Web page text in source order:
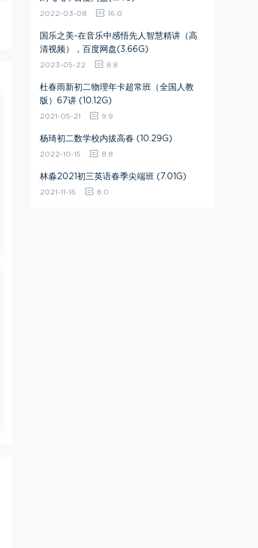
2022-03-08 16.0
国乐之美-在音乐中感悟先人智慧精讲（高
清视频），百度网盘(3.66G)
2023-05-22 8.8
杜春雨新初二物理年卡超常班（全国人教
版）67讲 (10.12G)
2021-05-21 9.9
杨琦初二数学校内拔高春 (10.29G)
2022-10-15 8.8
林淼2021初三英语春季尖端班 (7.01G)
2021-11-16 8.0